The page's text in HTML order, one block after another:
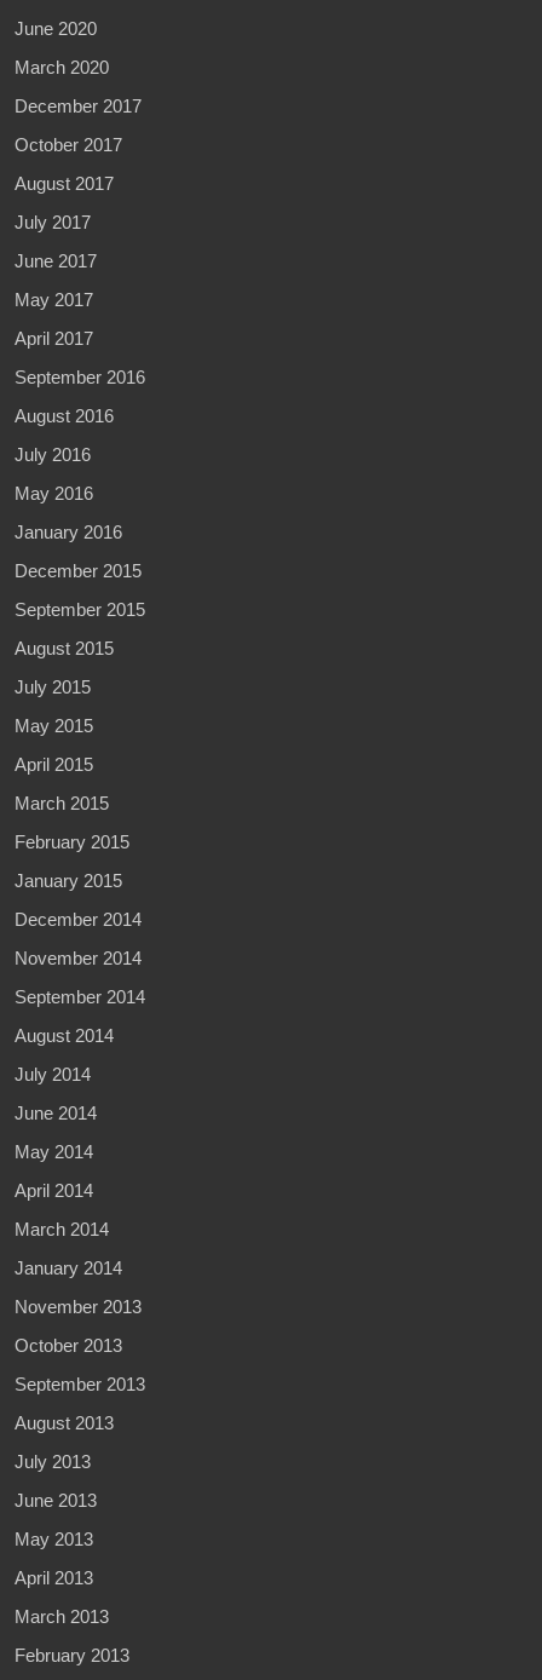
June 2020
March 2020
December 2017
October 2017
August 2017
July 2017
June 2017
May 2017
April 2017
September 2016
August 2016
July 2016
May 2016
January 2016
December 2015
September 2015
August 2015
July 2015
May 2015
April 2015
March 2015
February 2015
January 2015
December 2014
November 2014
September 2014
August 2014
July 2014
June 2014
May 2014
April 2014
March 2014
January 2014
November 2013
October 2013
September 2013
August 2013
July 2013
June 2013
May 2013
April 2013
March 2013
February 2013